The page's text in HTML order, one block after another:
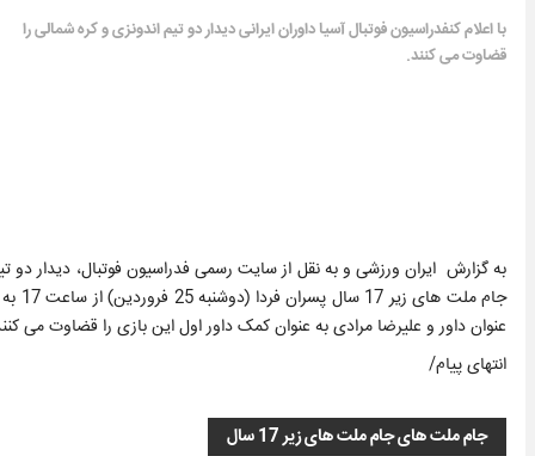
با اعلام کنفدراسیون فوتبال آسیا داوران ایرانی دیدار دو تیم اندونزی و کره شمالی را
قضاوت می کنند.
به گزارش ایران ورزشی و به نقل از سایت رسمی فدراسیون فوتبال، دیدار دو
عنوان داور و علیرضا مرادی به عنوان کمک داور اول این بازی را قضاوت می
انتهای پیام/
جام ملت های جام ملت های زیر 17 سال